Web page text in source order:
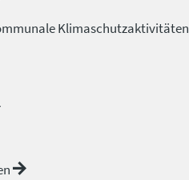
Klimaschutzaktivitäten